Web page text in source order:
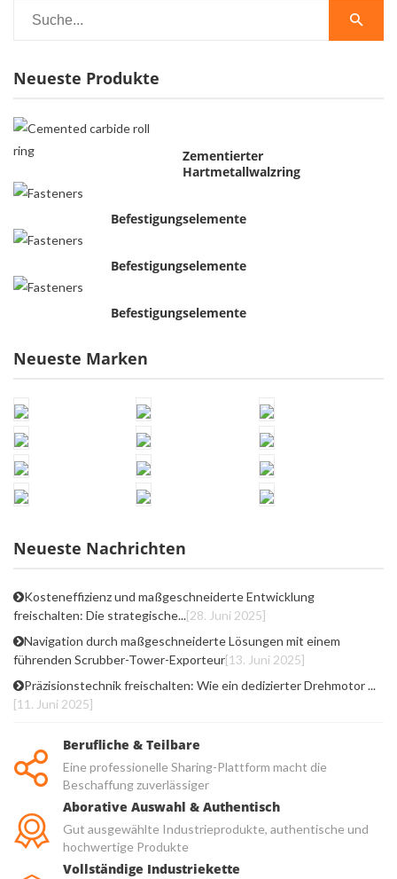
Neueste Produkte
Zementierter
Hartmetallwalzring
Befestigungselemente
Befestigungselemente
Befestigungselemente
Neueste Marken
Neueste Nachrichten
Kosteneffizienz und maßgeschneiderte Entwicklung
freischalten: Die strategische...[28. Juni 2025]
Navigation durch maßgeschneiderte Lösungen mit einem
führenden Scrubber-Tower-Exporteur[13. Juni 2025]
Präzisionstechnik freischalten: Wie ein dedizierter Drehmotor ...
[11. Juni 2025]
Berufliche & Teilbare
Eine professionelle Sharing-Plattform macht die
Beschaffung zuverlässiger
Aborative Auswahl & Authentisch
Gut ausgewählte Industrieprodukte, authentische und
hochwertige Produkte
Vollständige Industriekette